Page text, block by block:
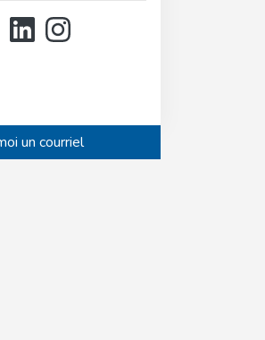
un courriel